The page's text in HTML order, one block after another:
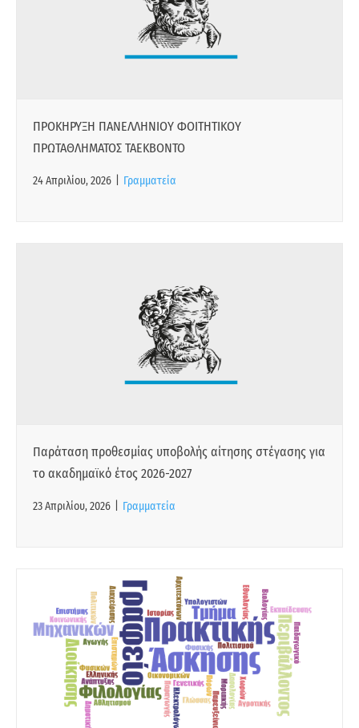
ΠΡΟΚΗΡΥΞΗ ΠΑΝΕΛΛΗΝΙΟΥ ΦΟΙΤΗΤΙΚΟΥ
ΠΡΩΤΑΘΛΗΜΑΤΟΣ ΤΑΕΚΒΟΝΤΟ
24 Απριλίου, 2026 Γραμματεία
Παράταση προθεσμίας υποβολής αίτησης στέγασης για
το ακαδημαϊκό έτος 2026-2027
23 Απριλίου, 2026 Γραμματεία